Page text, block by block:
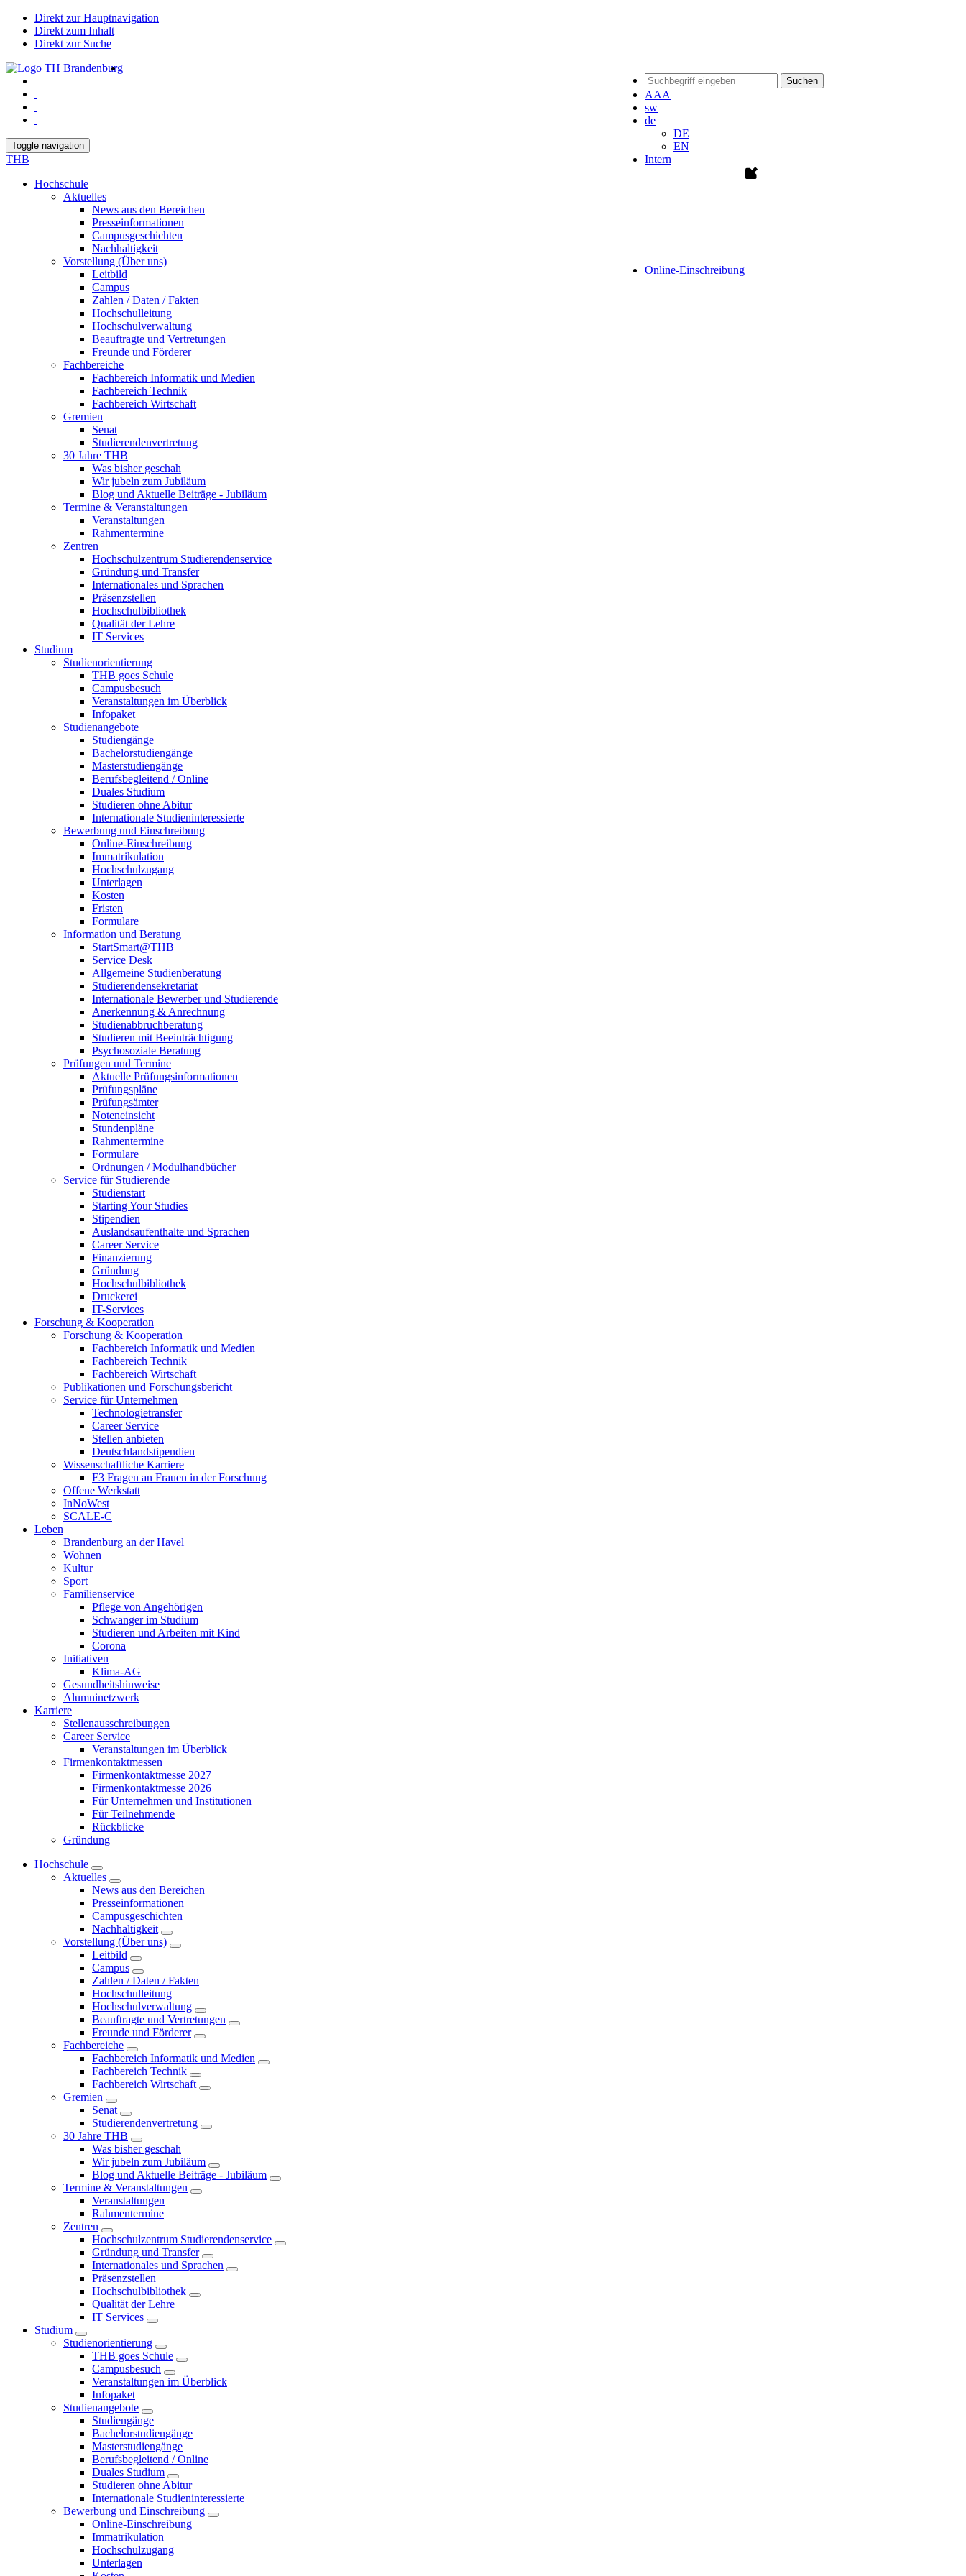
Direkt zur Hauptnavigation
Direkt zum Inhalt
Direkt zur Suche
Suchen
AAA
sw
de
DE
EN
Intern
Online-Einschreibung
Toggle navigation
THB
Hochschule
Aktuelles
News aus den Bereichen
Presseinformationen
Campusgeschichten
Nachhaltigkeit
Vorstellung (Über uns)
Leitbild
Campus
Zahlen / Daten / Fakten
Hochschulleitung
Hochschulverwaltung
Beauftragte und Vertretungen
Freunde und Förderer
Fachbereiche
Fachbereich Informatik und Medien
Fachbereich Technik
Fachbereich Wirtschaft
Gremien
Senat
Studierendenvertretung
30 Jahre THB
Was bisher geschah
Wir jubeln zum Jubiläum
Blog und Aktuelle Beiträge - Jubiläum
Termine & Veranstaltungen
Veranstaltungen
Rahmentermine
Zentren
Hochschulzentrum Studierendenservice
Gründung und Transfer
Internationales und Sprachen
Präsenzstellen
Hochschulbibliothek
Qualität der Lehre
IT Services
Studium
Studienorientierung
THB goes Schule
Campusbesuch
Veranstaltungen im Überblick
Infopaket
Studienangebote
Studiengänge
Bachelorstudiengänge
Masterstudiengänge
Berufsbegleitend / Online
Duales Studium
Studieren ohne Abitur
Internationale Studieninteressierte
Bewerbung und Einschreibung
Online-Einschreibung
Immatrikulation
Hochschulzugang
Unterlagen
Kosten
Fristen
Formulare
Information und Beratung
StartSmart@THB
Service Desk
Allgemeine Studienberatung
Studierendensekretariat
Internationale Bewerber und Studierende
Anerkennung & Anrechnung
Studienabbruchberatung
Studieren mit Beeinträchtigung
Psychosoziale Beratung
Prüfungen und Termine
Aktuelle Prüfungsinformationen
Prüfungspläne
Prüfungsämter
Noteneinsicht
Stundenpläne
Rahmentermine
Formulare
Ordnungen / Modulhandbücher
Service für Studierende
Studienstart
Starting Your Studies
Stipendien
Auslandsaufenthalte und Sprachen
Career Service
Finanzierung
Gründung
Hochschulbibliothek
Druckerei
IT-Services
Forschung & Kooperation
Forschung & Kooperation
Fachbereich Informatik und Medien
Fachbereich Technik
Fachbereich Wirtschaft
Publikationen und Forschungsbericht
Service für Unternehmen
Technologietransfer
Career Service
Stellen anbieten
Deutschlandstipendien
Wissenschaftliche Karriere
F3 Fragen an Frauen in der Forschung
Offene Werkstatt
InNoWest
SCALE-C
Leben
Brandenburg an der Havel
Wohnen
Kultur
Sport
Familienservice
Pflege von Angehörigen
Schwanger im Studium
Studieren und Arbeiten mit Kind
Corona
Initiativen
Klima-AG
Gesundheitshinweise
Alumninetzwerk
Karriere
Stellenausschreibungen
Career Service
Veranstaltungen im Überblick
Firmenkontaktmessen
Firmenkontaktmesse 2027
Firmenkontaktmesse 2026
Für Unternehmen und Institutionen
Für Teilnehmende
Rückblicke
Gründung
Hochschule
Aktuelles
News aus den Bereichen
Presseinformationen
Campusgeschichten
Nachhaltigkeit
Vorstellung (Über uns)
Leitbild
Campus
Zahlen / Daten / Fakten
Hochschulleitung
Hochschulverwaltung
Beauftragte und Vertretungen
Freunde und Förderer
Fachbereiche
Fachbereich Informatik und Medien
Fachbereich Technik
Fachbereich Wirtschaft
Gremien
Senat
Studierendenvertretung
30 Jahre THB
Was bisher geschah
Wir jubeln zum Jubiläum
Blog und Aktuelle Beiträge - Jubiläum
Termine & Veranstaltungen
Veranstaltungen
Rahmentermine
Zentren
Hochschulzentrum Studierendenservice
Gründung und Transfer
Internationales und Sprachen
Präsenzstellen
Hochschulbibliothek
Qualität der Lehre
IT Services
Studium
Studienorientierung
THB goes Schule
Campusbesuch
Veranstaltungen im Überblick
Infopaket
Studienangebote
Studiengänge
Bachelorstudiengänge
Masterstudiengänge
Berufsbegleitend / Online
Duales Studium
Studieren ohne Abitur
Internationale Studieninteressierte
Bewerbung und Einschreibung
Online-Einschreibung
Immatrikulation
Hochschulzugang
Unterlagen